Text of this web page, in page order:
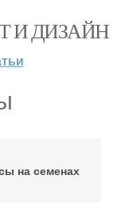
И ДИЗАЙН
на семенах